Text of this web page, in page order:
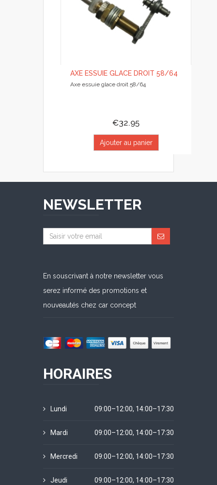
AXE ESSUIE GLACE DROIT 58/64
Axe essuie glace droit 58/64
€32.95
Ajouter au panier
NEWSLETTER
En souscrivant à notre newsletter vous
serez informé des promotions et
nouveautés chez car concept
HORAIRES
Lundi 09:00–12:00, 14:00–17:30
Mardi 09:00–12:00, 14:00–17:30
Mercredi 09:00–12:00, 14:00–17:30
Jeudi 09:00–12:00, 14:00–17:30